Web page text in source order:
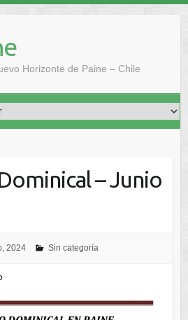
Horizonte de Paine – Chile
– Junio
2024 Sin categoría